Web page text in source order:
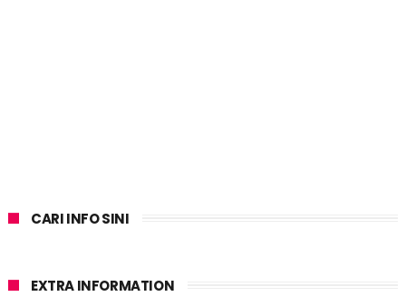
CARI INFO SINI
EXTRA INFORMATION